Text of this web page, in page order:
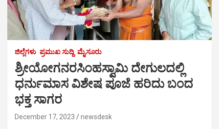
ಜಿಲ್ಲೆಗಳು ಪ್ರಮುಖ ಸುದ್ದಿ ಮೈಸೂರು
ಶ್ರೀಯೋಗನರಸಿಂಹಸ್ವಾಮಿ ದೇಗುಲದಲ್ಲಿ
ಧರ್ನುಮಾಸ ವಿಶೇಷ ಪೂಜೆ ಹರಿದು ಬಂದ
ಭಕ್ತ ಸಾಗರ
December 17, 2023 newsdesk